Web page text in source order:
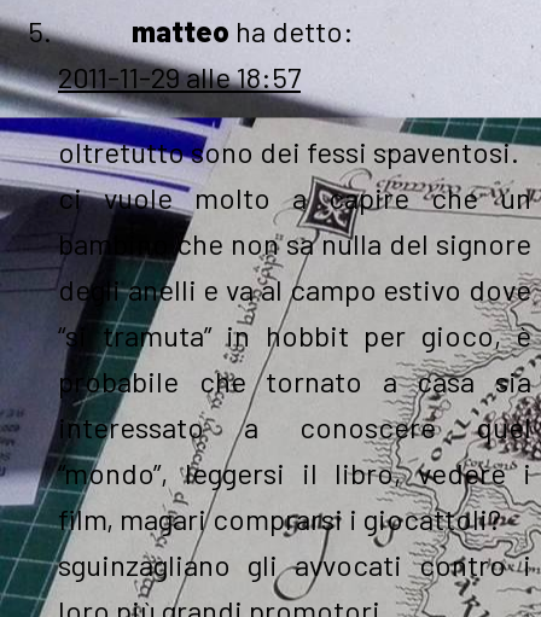
matteo ha detto:
2011-11-29 alle 18:57
oltretutto sono dei fessi spaventosi.
ci vuole molto a capire che un
bambino che non sa nulla del signore
degli anelli e va al campo estivo dove
“si tramuta” in hobbit per gioco, è
probabile che tornato a casa sia
interessato a conoscere quel
“mondo”, leggersi il libro, vedere i
film, magari comprarsi i giocattoli?
sguinzagliano gli avvocati contro i